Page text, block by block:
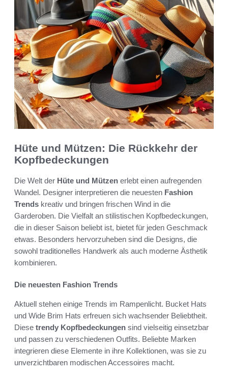
Hüte und Mützen: Die Rückkehr der
Kopfbedeckungen
Die Welt der Hüte und Mützen erlebt einen aufregenden
Wandel. Designer interpretieren die neuesten Fashion
Trends kreativ und bringen frischen Wind in die
Garderoben. Die Vielfalt an stilistischen Kopfbedeckungen,
die in dieser Saison beliebt ist, bietet für jeden Geschmack
etwas. Besonders hervorzuheben sind die Designs, die
sowohl traditionelles Handwerk als auch moderne Ästhetik
kombinieren.
Die neuesten Fashion Trends
Aktuell stehen einige Trends im Rampenlicht. Bucket Hats
und Wide Brim Hats erfreuen sich wachsender Beliebtheit.
Diese trendy Kopfbedeckungen sind vielseitig einsetzbar
und passen zu verschiedenen Outfits. Beliebte Marken
integrieren diese Elemente in ihre Kollektionen, was sie zu
unverzichtbaren modischen Accessoires macht.